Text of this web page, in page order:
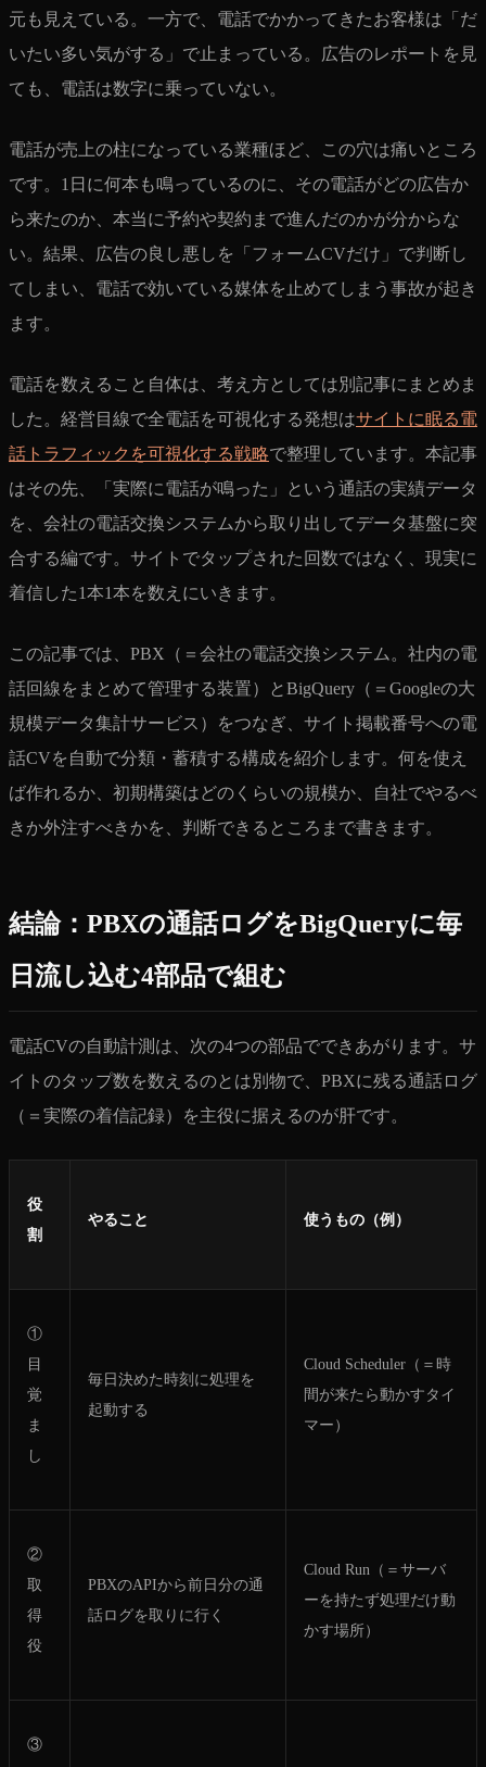
元も見えている。一方で、電話でかかってきたお客様は「だ
いたい多い気がする」で止まっている。広告のレポートを見
ても、電話は数字に乗っていない。
電話が売上の柱になっている業種ほど、この穴は痛いところ
です。1日に何本も鳴っているのに、その電話がどの広告か
ら来たのか、本当に予約や契約まで進んだのかが分からな
い。結果、広告の良し悪しを「フォームCVだけ」で判断し
てしまい、電話で効いている媒体を止めてしまう事故が起き
ます。
電話を数えること自体は、考え方としては別記事にまとめま
した。経営目線で全電話を可視化する発想はサイトに眠る電
話トラフィックを可視化する戦略で整理しています。本記事
はその先、「実際に電話が鳴った」という通話の実績データ
を、会社の電話交換システムから取り出してデータ基盤に突
合する編です。サイトでタップされた回数ではなく、現実に
着信した1本1本を数えにいきます。
この記事では、PBX（＝会社の電話交換システム。社内の電
話回線をまとめて管理する装置）とBigQuery（＝Googleの大
規模データ集計サービス）をつなぎ、サイト掲載番号への電
話CVを自動で分類・蓄積する構成を紹介します。何を使え
ば作れるか、初期構築はどのくらいの規模か、自社でやるべ
きか外注すべきかを、判断できるところまで書きます。
結論：PBXの通話ログをBigQueryに毎
日流し込む4部品で組む
電話CVの自動計測は、次の4つの部品でできあがります。サ
イトのタップ数を数えるのとは別物で、PBXに残る通話ログ
（＝実際の着信記録）を主役に据えるのが肝です。
役
割
やること 使うもの（例）
①
目
覚
ま
し
毎日決めた時刻に処理を
起動する
Cloud Scheduler（＝時
間が来たら動かすタイ
マー）
②
取
得
役
PBXのAPIから前日分の通
話ログを取りに行く
Cloud Run（＝サーバ
ーを持たず処理だけ動
かす場所）
③